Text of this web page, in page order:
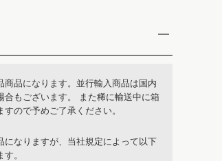
商品になります。並行輸入商品は国内
合もございます。 また稀に輸送中に箱
ので予めご了承ください。
になりますが、当社規定によって以下
。